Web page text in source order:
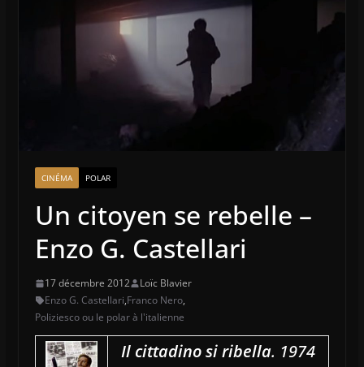
CINÉMA POLAR
Un citoyen se rebelle –
Enzo G. Castellari
17 décembre 2012
Loïc Blavier
Enzo G. Castellari,Franco Nero,
Poliziesco ou le polar à l'italienne
Il cittadino si ribella. 1974